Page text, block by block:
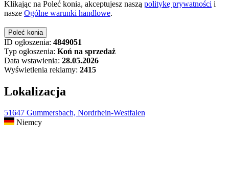
Klikając na Poleć konia, akceptujesz naszą politykę prywatności i
nasze Ogólne warunki handlowe.
ID ogłoszenia: 4849051
Typ ogłoszenia: Koń na sprzedaż
Data wstawienia: 28.05.2026
Wyświetlenia reklamy: 2415
Lokalizacja
51647 Gummersbach, Nordrhein-Westfalen
Niemcy